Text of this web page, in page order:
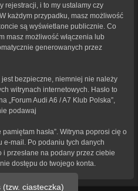
ciasteczka)
rejestracji, i to my ustalamy czy
każdym przypadku, masz możliwość
są wyświetlane publicznie. Co
masz możliwość włączenia lub
generowanych przez
jest bezpieczne, niemniej nie należy
witrynach internetowych. Hasło to
„Forum Audi A6 / A7 Klub Polska”,
podawaj
hasła”. Witryna poprosi cię o
e-mail. Po podaniu tych danych
przesłane na podany przez ciebie
dostępu do twojego konta.